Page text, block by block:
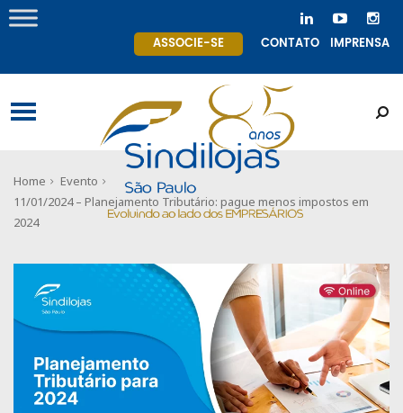
ASSOCIE-SE CONTATO IMPRENSA
Home
Evento
11/01/2024 – Planejamento Tributário: pague menos impostos em
2024